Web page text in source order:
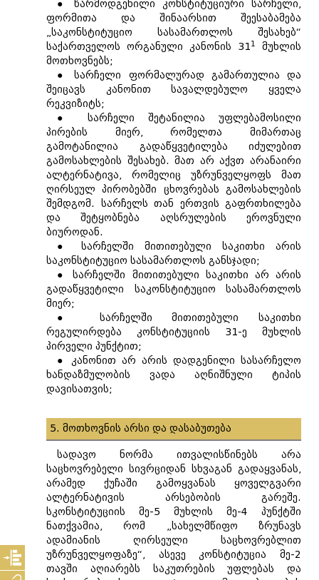
● წარმოდგენილი კონსტიტუციური სარჩელი,
ფორმითა და შინაარსით შეესაბამება
„საკონსტიტუციო სასამართლოს შესახებ“
საქართველოს ორგანული კანონის 311
მუხლის
მოთხოვნებს;
● სარჩელი ფორმალურად გამართულია და
შეიცავს კანონით სავალდებულო ყველა
რეკვიზიტს;
● სარჩელი შეტანილია უფლებამოსილი
პირების მიერ, რომელთა მიმართაც
გამოტანილია გადაწყვეტილება იძულებით
გამოსახლების შესახებ. მათ არ აქვთ არანაირი
ალტერნატივა, რომელიც უზრუნველყოფს მათ
ღირსეულ პირობებში ცხოვრებას გამოსახლების
შემდგომ. სარჩელს თან ერთვის გაფრთხილება
და შეტყობნება აღსრულების ეროვნული
ბიუროდან.
● სარჩელში მითითებული საკითხი არის
საკონსტიტუციო სასამართლოს განსჯადი;
● სარჩელში მითითებული საკითხი არ არის
გადაწყვეტილი საკონსტიტუციო სასამართლოს
მიერ;
● სარჩელში მითითებული საკითხი
რეგულირდება კონსტიტუციის 31-ე მუხლის
პირველი პუნქტით;
● კანონით არ არის დადგენილი სასარჩელო
ხანდაზმულობის ვადა აღნიშნული ტიპის
დავისათვის;
5. მოთხოვნის არსი და დასაბუთება
სადავო ნორმა ითვალისწინებს არა
საცხოვრებელი სივრციდან სხვაგან გადაყვანას,
არამედ ქუჩაში გამოყვანას ყოველგვარი
ალტერნატივის არსებობის გარეშე.
სკონსტიტუციის მე-5 მუხლის მე-4 პუნქტში
ნათქვამია, რომ „სახელმწიფო ზრუნავს
ადამიანის ღირსეული საცხოვრებლით
უზრუნველყოფაზე“, ასევე კონსტიტუცია მე-2
თავში აღიარებს საკუთრების უფლებას და